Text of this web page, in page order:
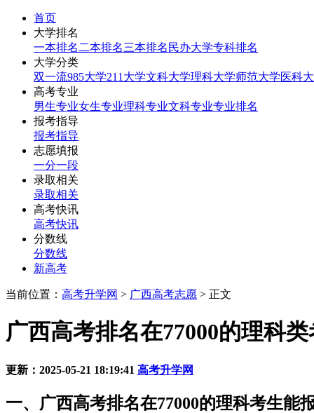
首页
大学排名
一本排名 二本排名三本排名 民办大学专科排名
大学分类
双一流985大学211大学文科大学理科大学师范大学医科
高考专业
男生专业女生专业理科专业文科专业专业排名
报考指导
报考指导
志愿填报
一分一段
录取相关
录取相关
高考快讯
高考快讯
分数线
分数线
新高考
当前位置： 高考升学网 > 广西高考志愿 > 正文
广西高考排名在77000的理科
更新：2025-05-21 18:19:41 高考升学网
一、广西高考排名在77000的理科考生能